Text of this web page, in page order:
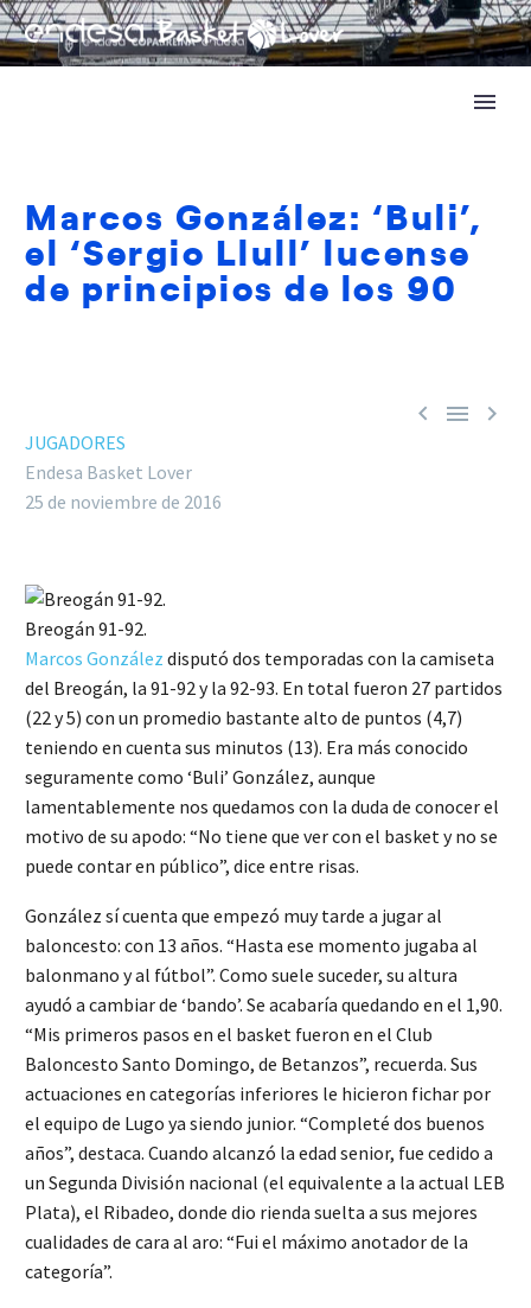
Marcos González: ‘Buli’,
el ‘Sergio Llull’ lucense
de principios de los 90
  
JUGADORES
Endesa Basket Lover
25 de noviembre de 2016
Breogán 91-92.
Marcos González disputó dos temporadas con la camiseta
del Breogán, la 91-92 y la 92-93. En total fueron 27 partidos
(22 y 5) con un promedio bastante alto de puntos (4,7)
teniendo en cuenta sus minutos (13). Era más conocido
seguramente como ‘Buli’ González, aunque
lamentablemente nos quedamos con la duda de conocer el
motivo de su apodo: “No tiene que ver con el basket y no se
puede contar en público”, dice entre risas.
González sí cuenta que empezó muy tarde a jugar al
baloncesto: con 13 años. “Hasta ese momento jugaba al
balonmano y al fútbol”. Como suele suceder, su altura
ayudó a cambiar de ‘bando’. Se acabaría quedando en el 1,90.
“Mis primeros pasos en el basket fueron en el Club
Baloncesto Santo Domingo, de Betanzos”, recuerda. Sus
actuaciones en categorías inferiores le hicieron fichar por
el equipo de Lugo ya siendo junior. “Completé dos buenos
años”, destaca. Cuando alcanzó la edad senior, fue cedido a
un Segunda División nacional (el equivalente a la actual LEB
Plata), el Ribadeo, donde dio rienda suelta a sus mejores
cualidades de cara al aro: “Fui el máximo anotador de la
categoría”.